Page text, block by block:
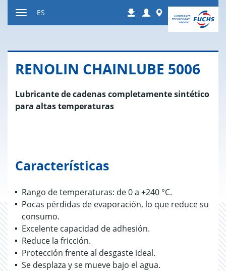
navegación
Descargas
Login Worldwide
ES
RE­NO­LIN CHAIN­LU­BE 5006
Lubricante de cadenas completamente sintético
para altas temperaturas
Características
Rango de temperaturas: de 0 a +240 °C.
Pocas pérdidas de evaporación, lo que reduce su
consumo.
Excelente capacidad de adhesión.
Reduce la fricción.
Protección frente al desgaste ideal.
Se desplaza y se mueve bajo el agua.